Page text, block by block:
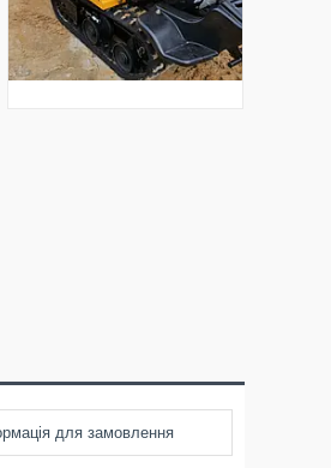
для замовлення